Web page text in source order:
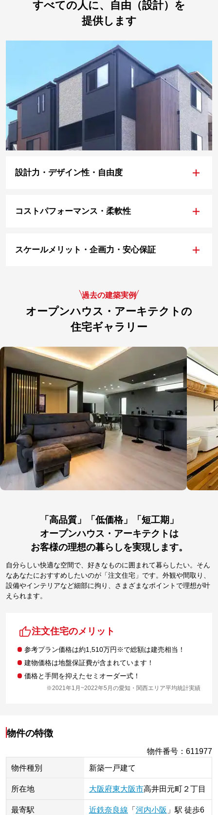
すべての人に、自由（設計）を
提供します
設計力・デザイン性・自由度 +
コストパフォーマンス・柔軟性 +
スケールメリット・企画力・安心保証 +
過去の建築実例
オープンハウス・アーキテクトの
住宅ギャラリー
「高品質」「低価格」「短工期」
オープンハウス・アーキテクトは
お客様の理想の暮らしを実現します。
自分らしい快適な空間で、好きなものに囲まれて暮らしたい。そん
なあなたにおすすめしたいのが「注文住宅」です。外観や間取り、
設備やインテリアなど細部に拘り、さまざまなポイントで理想が叶
えられます。
注文住宅のメリット
参考プラン価格は約1,510万円※で総額は建売相当！
建物価格は地盤保証費が含まれています！
価格と手間を抑えたセミオーダー式！
※2021年1月~2022年5月の愛知・関西エリア平均統計実績
物件の特徴
物件番号 ：611977
物件種別
新築一戸建て
所在地 大阪府東大阪市高井田元町２丁目
最寄駅 近鉄奈良線 「 河内小阪 」駅 徒歩6